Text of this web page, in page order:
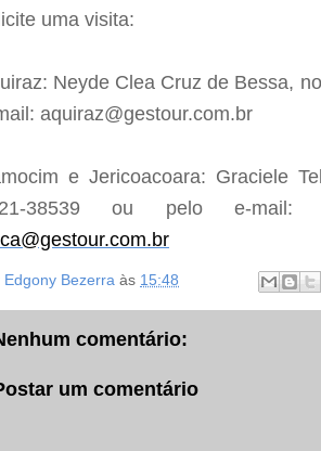
uma visita:
Neyde Clea Cruz de Bessa,
aquiraz@gestour.com.br
e Jericoacoara: Graciele
38539 ou pelo e-
Edgony Bezerra às 15:48
comentário:
um comentário